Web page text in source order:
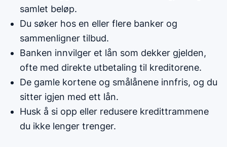
samlet beløp.
Du søker hos en eller flere banker og
sammenligner tilbud.
Banken innvilger et lån som dekker gjelden,
ofte med direkte utbetaling til kreditorene.
De gamle kortene og smålånene innfris, og du
sitter igjen med ett lån.
Husk å si opp eller redusere kredittrammene
du ikke lenger trenger.